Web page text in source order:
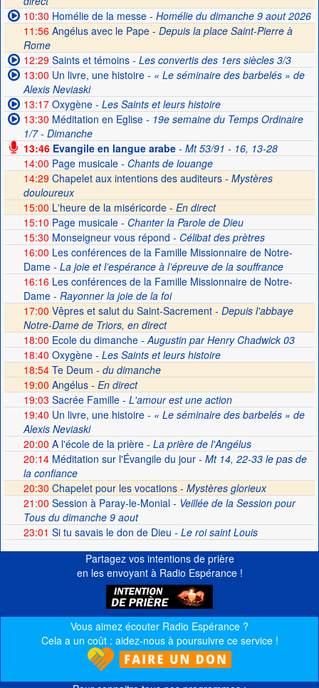
10:30 Homélie de la messe- Homélie du dimanche 9 aout 2026
11:56 Angélus avec le Pape - Depuis la place Saint-Pierre à
Rome
12:29Saints et témoins- Les convertis des 1ers siècles 3/3
13:00 Un livre, une histoire- « Le séminaire des barbelés » de
Alexis Neviaski
13:17Oxygène- Les Saints et leurs histoire
13:30 Méditation en Eglise- 19e semaine du Temps Ordinaire
1/7 - Dimanche
13:46Evangile en langue arabe- Mt 53/91 - 16, 13-28
14:00 Page musicale- Chants de louange
14:29 Chapelet aux intentions des auditeurs - Mystères
douloureux
15:00 L'heure de la miséricorde - En direct
15:10 Page musicale- Chanter la Parole de Dieu
15:30 Monseigneur vous répond - Célibat des prètres
16:00 Les conférences de la Famille Missionnaire de Notre-
Dame- La joie et l’espérance à l’épreuve de la souffrance
16:16Les conférences de la Famille Missionnaire de Notre-
Dame- Rayonner la joie de la foi
17:00 Vêpres et salut du Saint-Sacrement - Depuis l'abbaye
Notre-Dame de Triors, en direct
18:00 Ecole du dimanche- Augustin par Henry Chadwick 03
18:40 Oxygène- Les Saints et leurs histoire
18:54Te Deum - du dimanche
19:00 Angélus - En direct
19:03 Sacrée Famille- L'amour est une action
19:40 Un livre, une histoire- « Le séminaire des barbelés » de
Alexis Neviaski
20:00 A l'école de la prière- La prière de l'Angélus
20:14Méditation sur l'Évangile du jour- Mt 14, 22-33 le pas de
la confiance
20:30 Chapelet pour les vocations - Mystères glorieux
21:00 Session à Paray-le-Monial- Veillée de la Session pour
Tous du dimanche 9 aout
23:01 Si tu savais le don de Dieu - Le roi saint Louis
Partagez vos intentions de prière
en les envoyant à Radio Espérance !
Vous aimez écouter Radio Espérance ?
Cela a un coût : aidez-nous à poursuivre ce service !